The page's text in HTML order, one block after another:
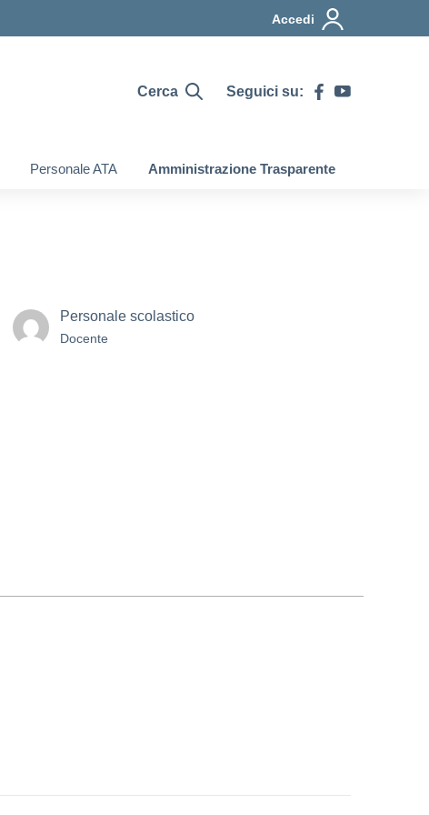
Accedi
Cerca Seguici su:
Personale ATA Amministrazione Trasparente
Personale scolastico
Docente